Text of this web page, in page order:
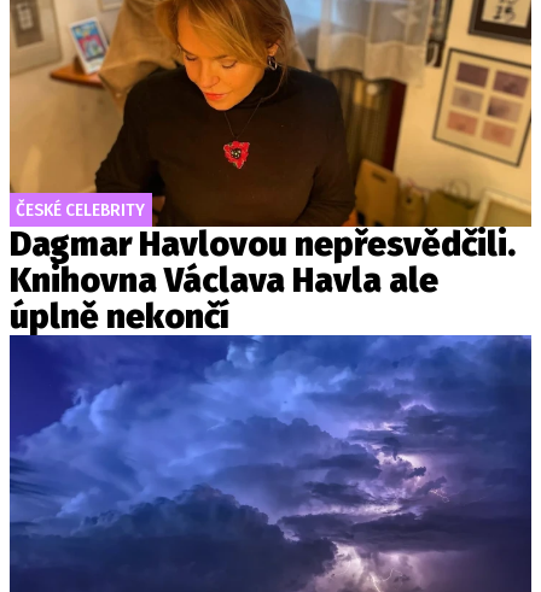
ČESKÉ CELEBRITY
Dagmar Havlovou nepřesvědčili.
Knihovna Václava Havla ale
úplně nekončí